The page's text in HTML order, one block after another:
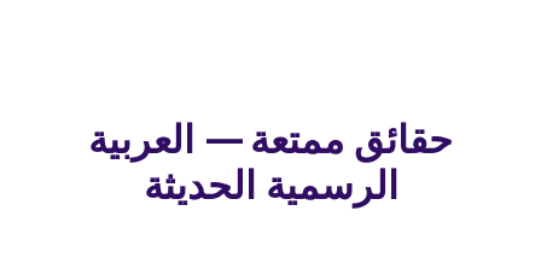
حقائق ممتعة — العربية
الرسمية الحديثة